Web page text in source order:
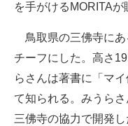
IT製品の技術・比較・
製造業のIT導入・活用
モノづくり技術者専門サ
を手がけるMORITAが
鳥取県の三佛寺にあ
チーフにした。高さ
らさんは著書に「マ
て知られる。みうら
三佛寺の協力で開発し